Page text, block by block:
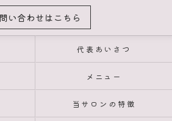
い合わせはこちら
代表あいさつ
メニュー
当サロンの特徴